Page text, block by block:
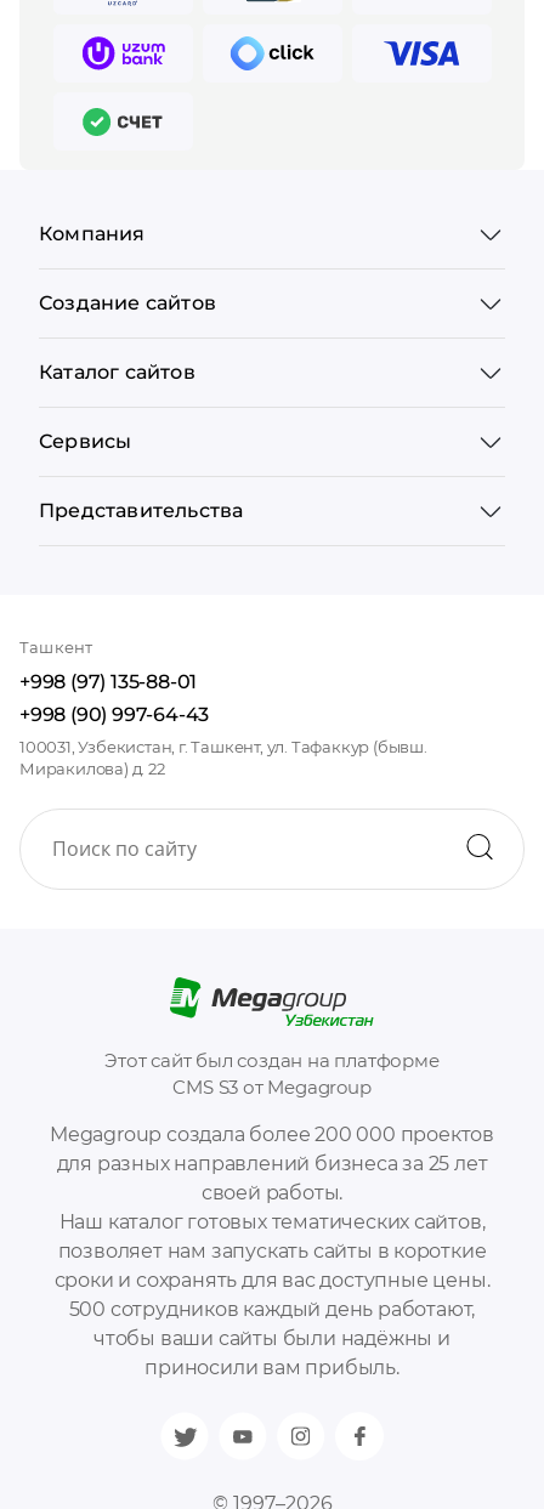
Megagroup создала более 200 000 проектов
для разных направлений бизнеса за 25 лет
своей работы.
Наш каталог готовых тематических сайтов,
позволяет нам запускать сайты в короткие
сроки и сохранять для вас доступные цены.
500 сотрудников каждый день работают,
чтобы ваши сайты были надёжны и
приносили вам прибыль.
© 1997–2026
Этот сайт был создан на платформе
CMS S3 от Megagroup
Компания
Создание сайтов
Каталог сайтов
Сервисы
Представительства
Ташкент
+998 (97) 135-88-01
+998 (90) 997-64-43
100031, Узбекистан, г. Ташкент, ул. Тафаккур (бывш.
Миракилова) д. 22